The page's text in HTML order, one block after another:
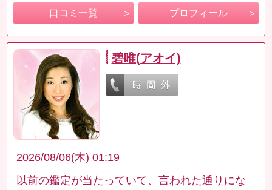
口コミ一覧 プロフィール
碧唯(アオイ)
2026/08/06(木) 01:19
以前の鑑定が当たっていて、言われた通りにな